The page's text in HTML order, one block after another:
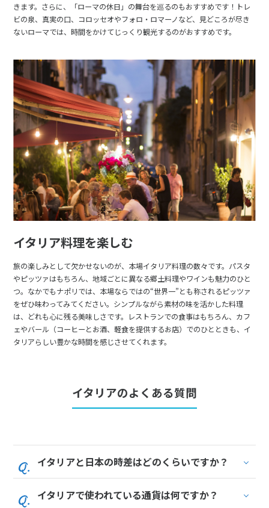
きます。さらに、「ローマの休日」の舞台を巡るのもおすすめです！トレ
ビの泉、真実の口、コロッセオやフォロ・ロマーノなど、見どころが尽き
ないローマでは、時間をかけてじっくり観光するのがおすすめです。
イタリア料理を楽しむ
旅の楽しみとして欠かせないのが、本場イタリア料理の数々です。パスタ
やピッツァはもちろん、地域ごとに異なる郷土料理やワインも魅力のひと
つ。なかでもナポリでは、本場ならではの“世界一”とも称されるピッツァ
をぜひ味わってみてください。シンプルながら素材の味を活かした料理
は、どれも心に残る美味しさです。レストランでの食事はもちろん、カフ
ェやバール（コーヒーとお酒、軽食を提供するお店）でのひとときも、イ
タリアらしい豊かな時間を感じさせてくれます。
イタリアのよくある質問
イタリアと日本の時差はどのくらいですか？
イタリアで使われている通貨は何ですか？